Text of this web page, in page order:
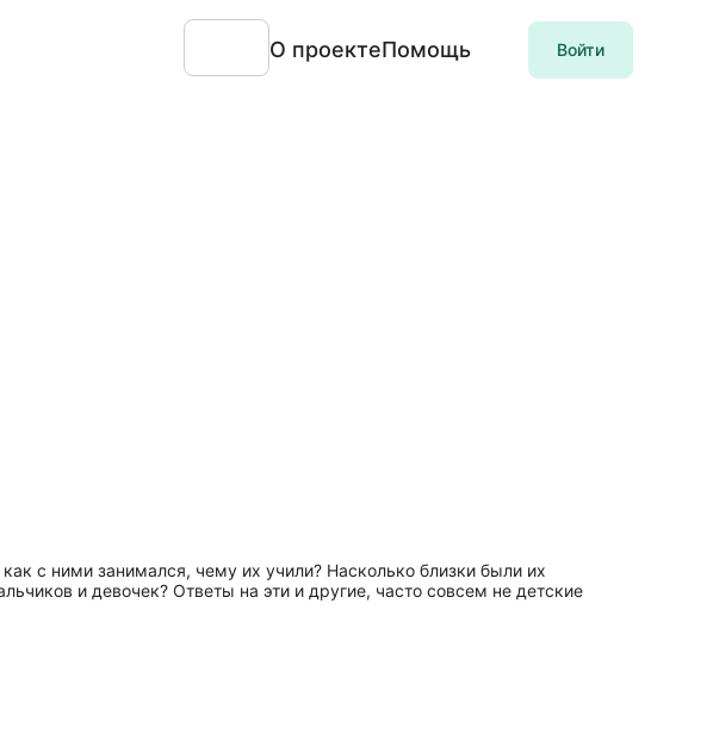
О проектеПомощь Войти
с ними занимался, чему их учили? Насколько близки были их
и девочек? Ответы на эти и другие, часто совсем не детские